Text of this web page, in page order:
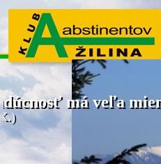
má veľa